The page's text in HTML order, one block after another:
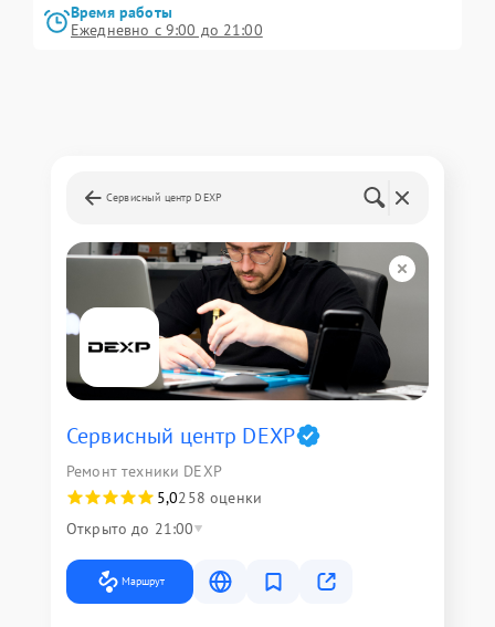
Время работы
Ежедневно с 9:00 до 21:00
Сервисный центр DEXP
Сервисный центр DEXP
Ремонт техники DEXP
5,0258 оценки
Открыто до 21:00
Маршрут